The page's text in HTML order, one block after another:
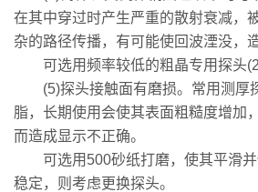
在其中穿过时产生严重的散射衰减，
杂的路径传播，有可能使回波湮没，
可选用频率较低的粗晶专用探头
(5)探头接触面有磨损。常用测厚
脂，长期使用会使其表面粗糙度增加
而造成显示不正确。
可选用500砂纸打磨，使其平滑并
稳定，则考虑更换探头。